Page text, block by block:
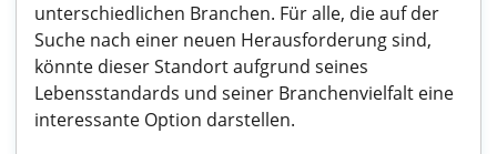
unterschiedlichen Branchen. Für alle, die auf der
Suche nach einer neuen Herausforderung sind,
könnte dieser Standort aufgrund seines
Lebensstandards und seiner Branchenvielfalt eine
interessante Option darstellen.